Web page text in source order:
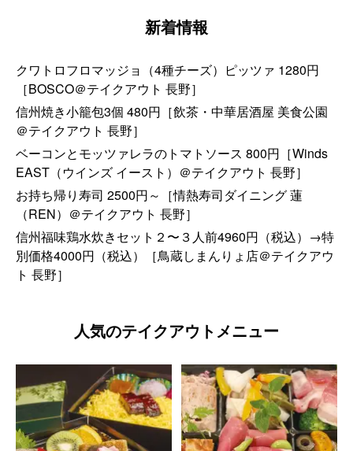
新着情報
クワトロフロマッジョ（4種チーズ）ピッツァ 1280円
［BOSCO＠テイクアウト 長野］
信州焼き小籠包3個 480円［飲茶・中華居酒屋 美食公園
＠テイクアウト 長野］
ベーコンとモッツァレラのトマトソース 800円［Winds
EAST（ウインズ イースト）＠テイクアウト 長野］
お持ち帰り寿司 2500円～［情熱寿司ダイニング 蓮
（REN）＠テイクアウト 長野］
信州福味鶏水炊きセット２〜３人前4960円（税込）→特
別価格4000円（税込）［鳥蔵しまんりょ店＠テイクアウ
ト 長野］
人気のテイクアウトメニュー